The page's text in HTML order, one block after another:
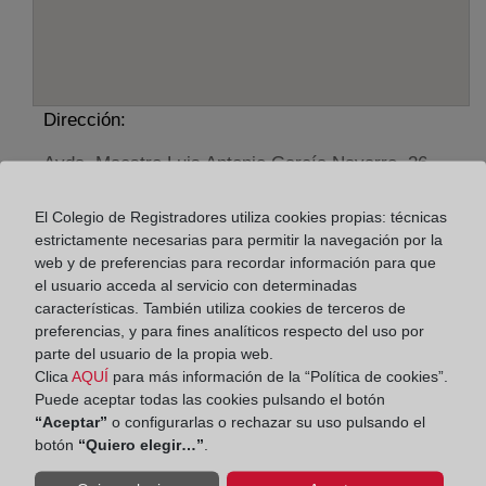
Dirección:
Avda. Maestro Luis Antonio García Navarro, 26,
Horario:
De lunes a viernes de 09:00 a 17:00 horas
Agosto: De lunes a viernes de 09:00 a 14:00 horas
Los días 24 y 31 de diciembre de 09:00 a 14:00
horas
Datos de contacto:
96 252 00 34
El Colegio de Registradores utiliza cookies propias: técnicas
estrictamente necesarias para permitir la navegación por la
web y de preferencias para recordar información para que
el usuario acceda al servicio con determinadas
características. También utiliza cookies de terceros de
preferencias, y para fines analíticos respecto del uso por
parte del usuario de la propia web.
Clica AQUÍ para más información de la “Política de cookies”.
Puede aceptar todas las cookies pulsando el botón
“Aceptar” o configurarlas o rechazar su uso pulsando el
botón “Quiero elegir…”